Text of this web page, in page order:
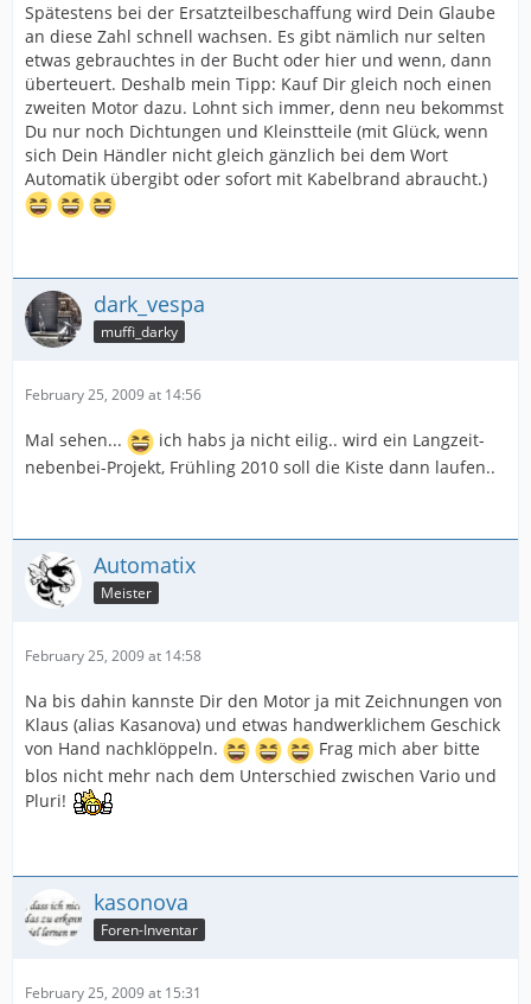
Spätestens bei der Ersatzteilbeschaffung wird Dein Glaube
an diese Zahl schnell wachsen. Es gibt nämlich nur selten
etwas gebrauchtes in der Bucht oder hier und wenn, dann
überteuert. Deshalb mein Tipp: Kauf Dir gleich noch einen
zweiten Motor dazu. Lohnt sich immer, denn neu bekommst
Du nur noch Dichtungen und Kleinstteile (mit Glück, wenn
sich Dein Händler nicht gleich gänzlich bei dem Wort
Automatik übergibt oder sofort mit Kabelbrand abraucht.)
dark_vespa
muffi_darky
February 25, 2009 at 14:56
Mal sehen...
ich habs ja nicht eilig.. wird ein Langzeit-
nebenbei-Projekt, Frühling 2010 soll die Kiste dann laufen..
Automatix
Meister
February 25, 2009 at 14:58
Na bis dahin kannste Dir den Motor ja mit Zeichnungen von
Klaus (alias Kasanova) und etwas handwerklichem Geschick
von Hand nachklöppeln.
Frag mich aber bitte
blos nicht mehr nach dem Unterschied zwischen Vario und
Pluri!
kasonova
Foren-Inventar
February 25, 2009 at 15:31